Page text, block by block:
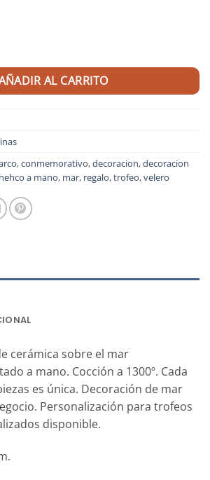
cantidad
AL CARRITO
,conmemorativo,decoracion,decoracion
hehco a mano, mar, regalo,trofeo,velero
cerámica sobre el mar
a mano. Cocción a 1300º. Cada
es única. Decoración de mar
Personalización para trofeos
disponible.